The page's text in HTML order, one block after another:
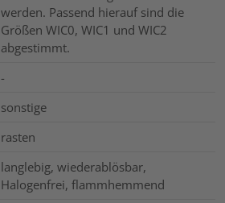
werden. Passend hierauf sind die
Größen WIC0, WIC1 und WIC2
abgestimmt.
-
sonstige
rasten
langlebig, wiederablösbar,
Halogenfrei, flammhemmend